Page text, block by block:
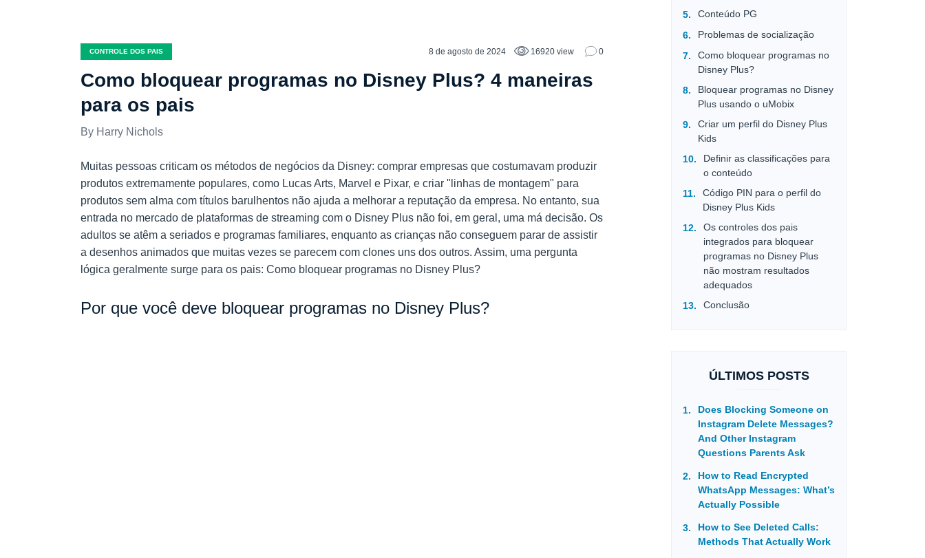
CONTROLE DOS PAIS 8 de agosto de 2024 16920 view 0
Como bloquear programas no Disney Plus? 4 maneiras
para os pais
Harry Nichols
Muitas pessoas criticam os métodos de negócios da Disney: comprar empresas que costumavam produzir
produtos extremamente populares, como Lucas Arts, Marvel e Pixar, e criar "linhas de montagem" para
produtos sem alma com títulos barulhentos não ajuda a melhorar a reputação da empresa. No entanto, sua
entrada no mercado de plataformas de streaming com o Disney Plus não foi, em geral, uma má decisão. Os
adultos se atêm a seriados e programas familiares, enquanto as crianças não conseguem parar de assistir
a desenhos animados que muitas vezes se parecem com clones uns dos outros. Assim, uma pergunta
lógica geralmente surge para os pais: Como bloquear programas no Disney Plus?
Por que você deve bloquear programas no Disney Plus?
Conteúdo PG
Problemas de socialização
Como bloquear programas no
Disney Plus?
Bloquear programas no Disney
Plus usando o uMobix
Criar um perfil do Disney Plus
Kids
Definir as classificações para
o conteúdo
Código PIN para o perfil do
Disney Plus Kids
Os controles dos pais
integrados para bloquear
programas no Disney Plus
não mostram resultados
adequados
Conclusão
ÚLTIMOS POSTS
Does Blocking Someone on
Instagram Delete Messages?
And Other Instagram
Questions Parents Ask
How to Read Encrypted
WhatsApp Messages: What’s
Actually Possible
How to See Deleted Calls:
Methods That Actually Work